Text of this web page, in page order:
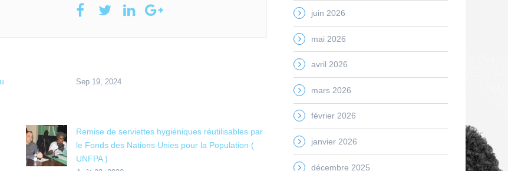
Sep 19, 2024
Remise de serviettes hygiéniques réutilisables par
le Fonds des Nations Unies pour la Population (
UNFPA )
juin 2026
mai 2026
avril 2026
mars 2026
février 2026
janvier 2026
décembre 2025